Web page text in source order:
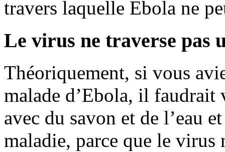
travers laquelle Ebola ne
Le virus ne traverse pas
Théoriquement, si vous
malade d’Ebola, il faudrait
avec du savon et de l’eau
maladie, parce que le virus